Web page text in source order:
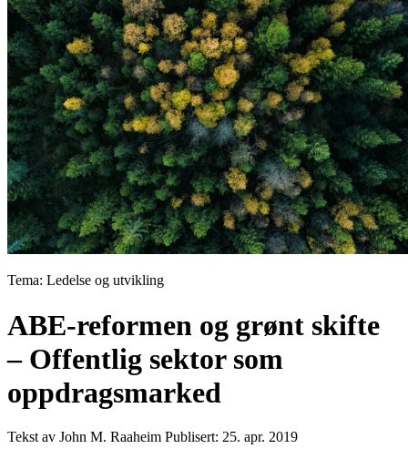
Tema: Ledelse og utvikling
ABE-reformen og grønt skifte
– Offentlig sektor som
oppdragsmarked
Tekst av John M. Raaheim Publisert: 25. apr. 2019